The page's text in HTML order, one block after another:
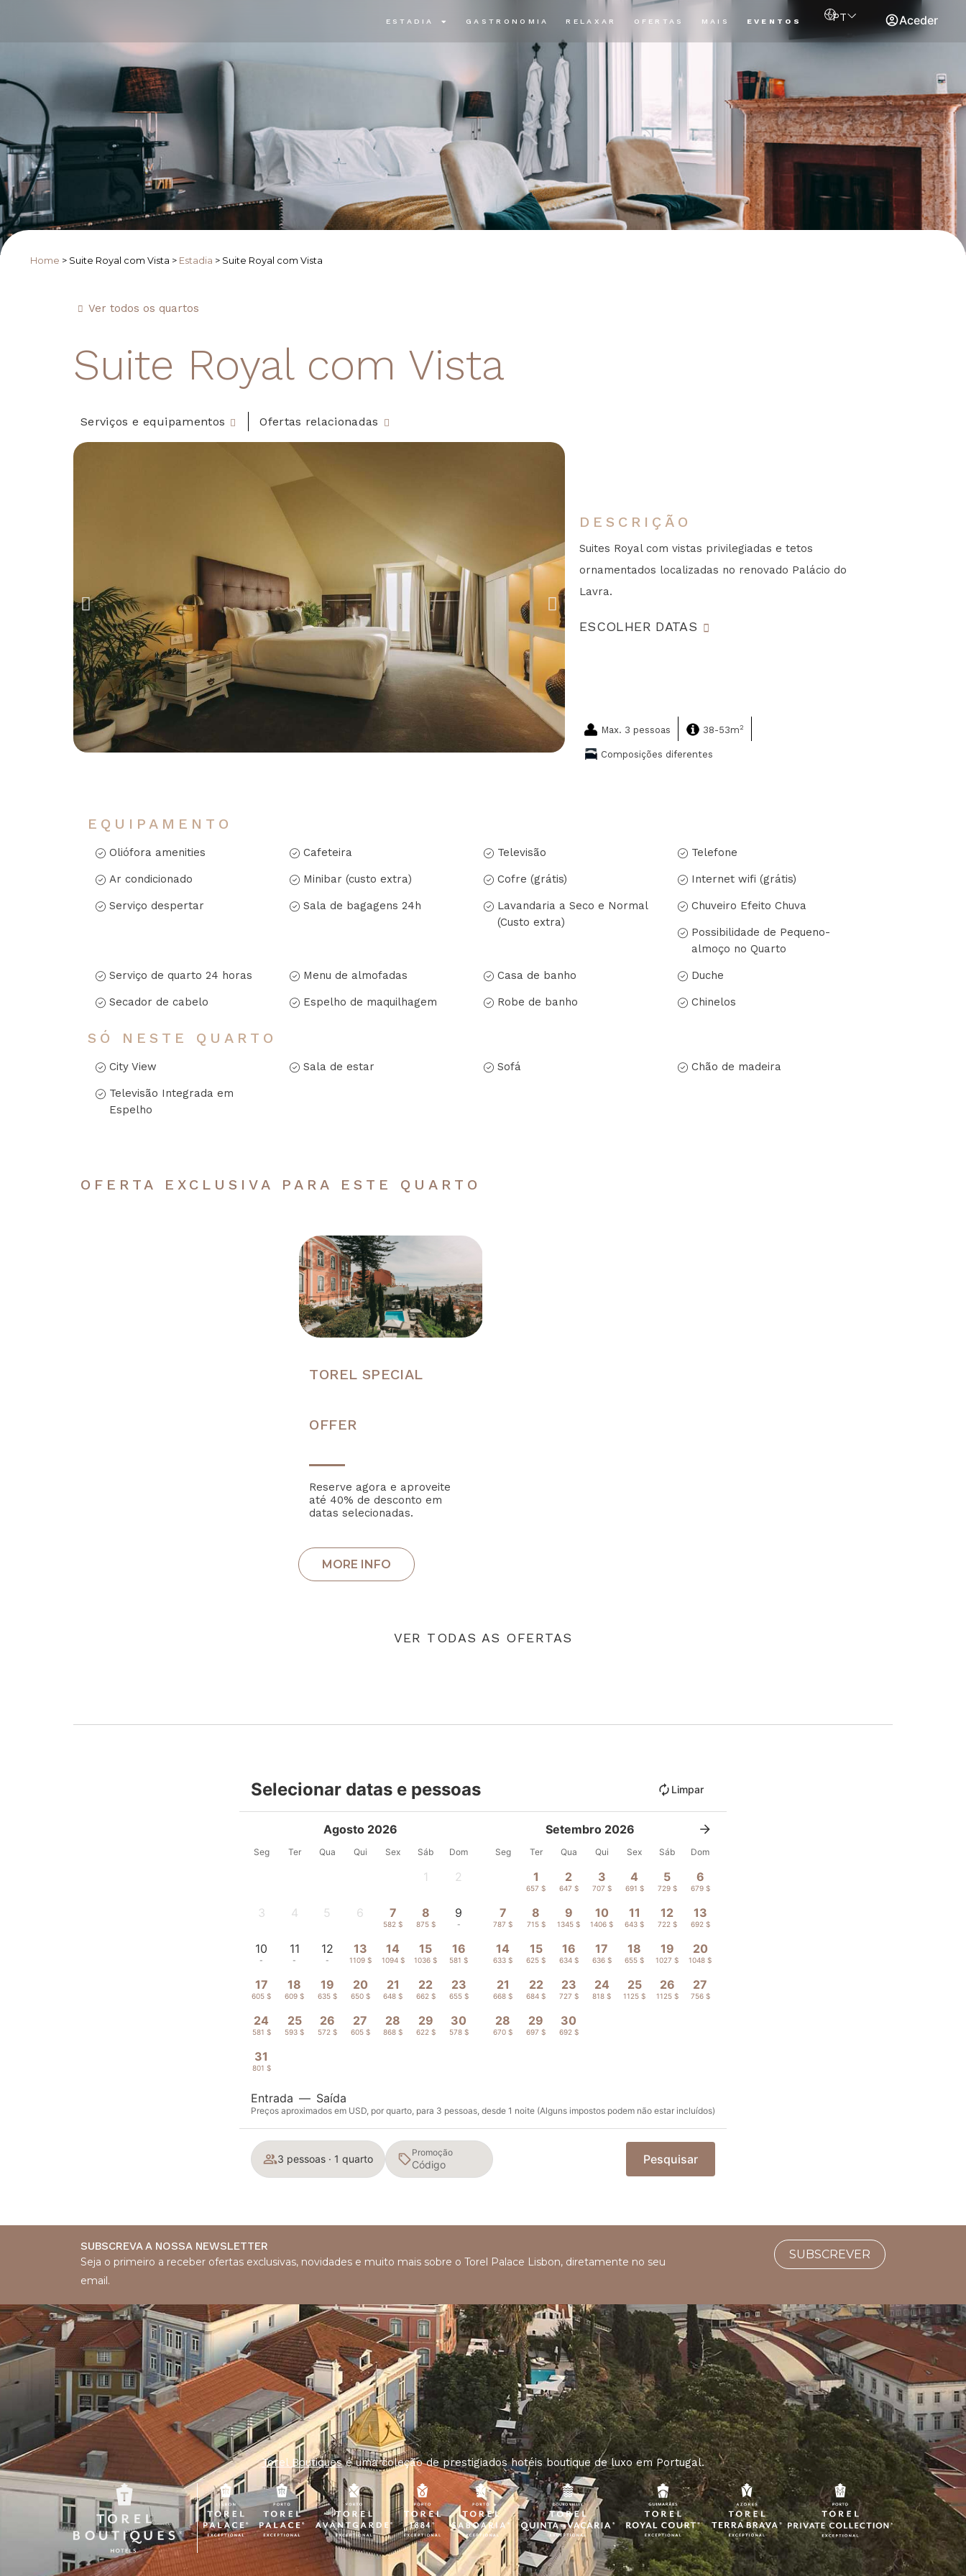
ESTADIA GASTRONOMIA RELAXAR OFERTAS MAIS EVENTOS PT Aceder
Home > Suite Royal com Vista > Estadia > Suite Royal com Vista
Ver todos os quartos
Suite Royal com Vista
Serviços e equipamentos Ofertas relacionadas
Max. 3 pessoas 38-53m2
Composições diferentes
DESCRIÇÃO
Suites Royal com vistas privilegiadas e tetos
ornamentados localizadas no renovado Palácio do
Lavra.
ESCOLHER DATAS
EQUIPAMENTO
Oliófora amenities Cafeteira Televisão Telefone
Ar condicionado Minibar (custo extra) Cofre (grátis) Internet wifi (grátis)
Serviço despertar Sala de bagagens 24h
Lavandaria a Seco e Normal
(Custo extra)
Chuveiro Efeito Chuva
Possibilidade de Pequeno-
almoço no Quarto
Serviço de quarto 24 horas Menu de almofadas Casa de banho Duche
Secador de cabelo Espelho de maquilhagem Robe de banho Chinelos
SÓ NESTE QUARTO
City View Sala de estar Sofá Chão de madeira
Televisão Integrada em
Espelho
OFERTA EXCLUSIVA PARA ESTE QUARTO
TOREL SPECIAL
OFFER
Reserve agora e aproveite
até 40% de desconto em
datas selecionadas.
VER TODAS AS OFERTAS
Selecionar datas e pessoas Limpar
Agosto 2026
Seg Ter Qua Qui Sex Sáb Dom
1 2
3 4 5 6 7
582 $
8
875 $
9
-
10
-
11
-
12
-
13
1109 $
14
1094 $
15
1036 $
16
581 $
17
605 $
18
609 $
19
635 $
20
650 $
21
648 $
22
662 $
23
655 $
24
581 $
25
593 $
26
572 $
27
605 $
28
868 $
29
622 $
30
578 $
31
801 $
Setembro 2026
Seg Ter Qua Qui Sex Sáb Dom
1
657 $
2
647 $
3
707 $
4
691 $
5
729 $
6
679 $
7
787 $
8
715 $
9
1345 $
10
1406 $
11
643 $
12
722 $
13
692 $
14
633 $
15
625 $
16
634 $
17
636 $
18
655 $
19
1027 $
20
1048 $
21
668 $
22
684 $
23
727 $
24
818 $
25
1125 $
26
1125 $
27
756 $
28
670 $
29
697 $
30
692 $
Entrada — Saída
Preços aproximados em USD, por quarto, para 3 pessoas, desde 1 noite (Alguns impostos podem não estar incluídos)
3 pessoas · 1 quarto Promoção Pesquisar
SUBSCREVA A NOSSA NEWSLETTER
Seja o primeiro a receber ofertas exclusivas, novidades e muito mais sobre o Torel Palace Lisbon, diretamente no seu
email.
SUBSCREVER
Torel Boutiquesé uma coleção de prestigiados hotéis boutique de luxo em Portugal.